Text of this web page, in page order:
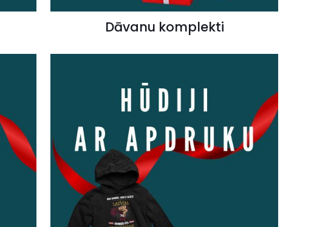
Dāvanu komplekti